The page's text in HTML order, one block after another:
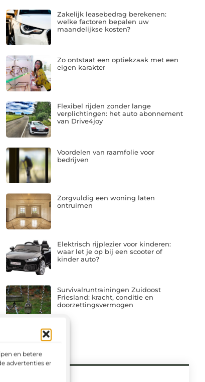
en betere
advertenties en het
Zakelijk leasebedrag berekenen:
welke factoren bepalen uw
maandelijkse kosten?
Zo ontstaat een optiekzaak met een
eigen karakter
Flexibel rijden zonder lange
verplichtingen: het auto abonnement
van Drive4joy
Voordelen van raamfolie voor
bedrijven
Zorgvuldig een woning laten
ontruimen
Elektrisch rijplezier voor kinderen:
waar let je op bij een scooter of
kinder auto?
Survivalruntrainingen Zuidoost
Friesland: kracht, conditie en
doorzettingsvermogen